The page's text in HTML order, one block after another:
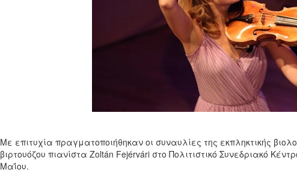
Με επιτυχία πραγματοποιήθηκαν οι συναυλίες της εκπληκτικής
βιρτουόζου πιανίστα Zoltán Fejérvári στο Πολιτιστικό Συνεδριακό
Μαΐου.